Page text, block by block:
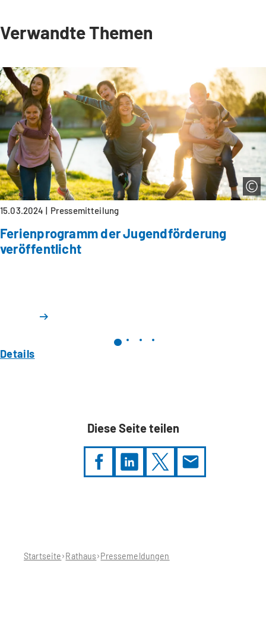
Verwandte Themen
15.03.2024 Pressemitteilung
Ferienprogramm der Jugendförderung
veröffentlicht
Details
Diese Seite teilen
Startseite Rathaus Pressemeldungen